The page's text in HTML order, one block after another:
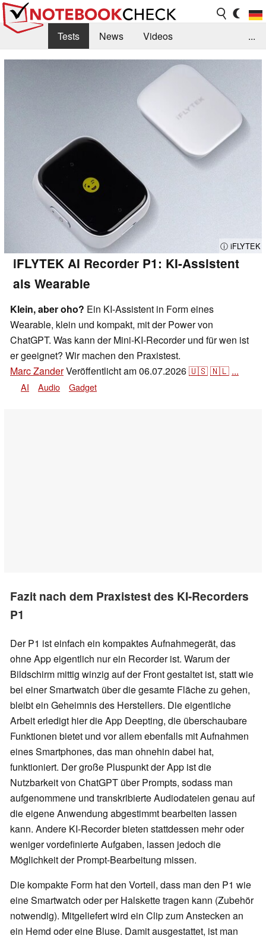
Tests News
Videos
Benchmarks & Tech
Externe Tests
Suche
...
ⓘ iFLYTEK
iFLYTEK AI Recorder P1: KI-Assistent
als Wearable
Klein, aber oho? Ein KI-Assistent in Form eines
Wearable, klein und kompakt, mit der Power von
ChatGPT. Was kann der Mini-KI-Recorder und für wen ist
er geeignet? Wir machen den Praxistest.
Marc ZanderVeröffentlicht am06.07.2026🇺🇸🇳🇱 ...
AI Audio Gadget
Fazit nach dem Praxistest des KI-Recorders
P1
Der P1 ist einfach ein kompaktes Aufnahmegerät, das
ohne App eigentlich nur ein Recorder ist. Warum der
Bildschirm mittig winzig auf der Front gestaltet ist, statt wie
bei einer Smartwatch über die gesamte Fläche zu gehen,
bleibt ein Geheimnis des Herstellers. Die eigentliche
Arbeit erledigt hier die App Deepting, die überschaubare
Funktionen bietet und vor allem ebenfalls mit Aufnahmen
eines Smartphones, das man ohnehin dabei hat,
funktioniert. Der große Pluspunkt der App ist die
Nutzbarkeit von ChatGPT über Prompts, sodass man
aufgenommene und transkribierte Audiodateien genau auf
die eigene Anwendung abgestimmt bearbeiten lassen
kann. Andere KI-Recorder bieten stattdessen mehr oder
weniger vordefinierte Aufgaben, lassen jedoch die
Möglichkeit der Prompt-Bearbeitung missen.
Die kompakte Form hat den Vorteil, dass man den P1 wie
eine Smartwatch oder per Halskette tragen kann (Zubehör
notwendig). Mitgeliefert wird ein Clip zum Anstecken an
ein Hemd oder eine Bluse. Damit ausgestattet, ist man